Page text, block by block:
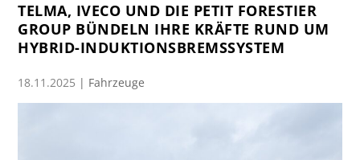
TELMA, IVECO UND DIE PETIT FORESTIER
GROUP BÜNDELN IHRE KRÄFTE RUND UM
HYBRID-INDUKTIONSBREMSSYSTEM
18.11.2025 | Fahrzeuge